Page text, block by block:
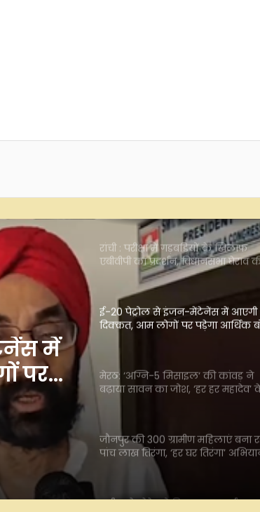
में
पर
की
जोश,
एबीवीपी का प्रदर्शन, विधानसभा घेराव
ई-20 पेट्रोल से इंजन-मेंटेनेंस में आएगी
दिक्कत, आम लोगों पर पड़ेगा आर्थिक
संतोष सलूजा
मेरठ: ‘अग्नि-5 मिसाइल‘ की कांवड़ ने
बढ़ाया सावन का जोश, ‘हर हर महादेव’
जौनपुर की 300 ग्रामीण महिलाएं बना रहीं
पांच लाख तिरंगा, ‘हर घर तिरंगा’
अतीक के बेटे को किया गया सुपुर्द-ए-
जनाजे में उमड़ी भीड़
जन्मदिन विशेष : डेब्यू फिल्म 'सौदागर'